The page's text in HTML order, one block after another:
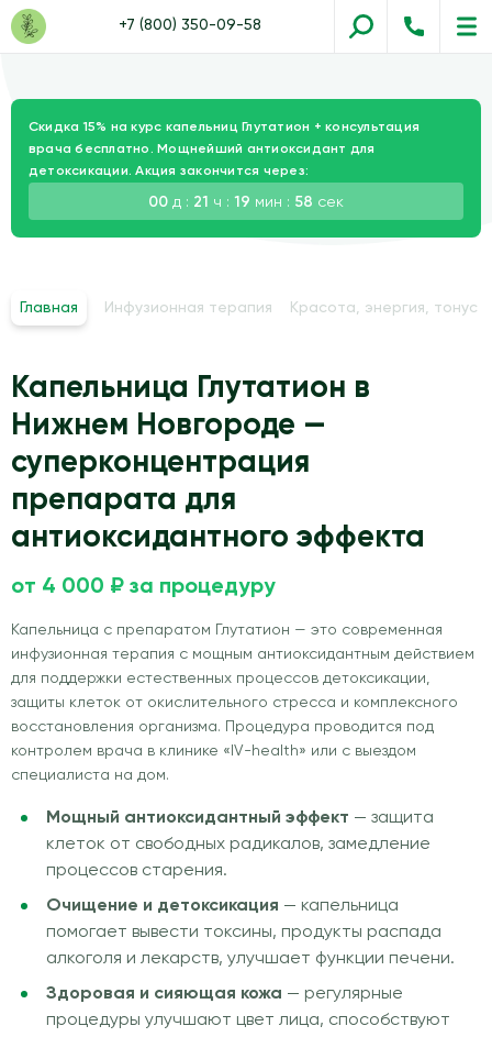
+7 (800) 350-09-58
Скидка 15% на курс капельниц Глутатион + консультация
врача бесплатно. Мощнейший антиоксидант для
детоксикации. Акция закончится через:
00 д : 21 ч :19 мин : 57 сек
Главная Инфузионная терапия Красота, энергия, тонус
Капельница Глутатион в
Нижнем Новгороде —
суперконцентрация
препарата для
антиоксидантного эффекта
от 4 000 ₽ за процедуру
Капельница с препаратом Глутатион — это современная
инфузионная терапия с мощным антиоксидантным действием
для поддержки естественных процессов детоксикации,
защиты клеток от окислительного стресса и комплексного
восстановления организма. Процедура проводится под
контролем врача в клинике «IV-health» или с выездом
специалиста на дом.
Мощный антиоксидантный эффект — защита
клеток от свободных радикалов, замедление
процессов старения.
Очищение и детоксикация — капельница
помогает вывести токсины, продукты распада
алкоголя и лекарств, улучшает функции печени.
Здоровая и сияющая кожа — регулярные
процедуры улучшают цвет лица, способствуют